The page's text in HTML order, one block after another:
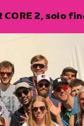
2, solo